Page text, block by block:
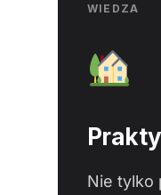
WIEDZA
Nie tylko